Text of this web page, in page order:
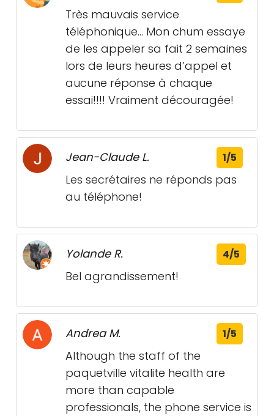
Très mauvais service
téléphonique… Mon chum essaye
de les appeler sa fait 2 semaines
lors de leurs heures d’appel et
aucune réponse à chaque
essai!!!! Vraiment découragée!
Jean-Claude L. 1/5
Les secrétaires ne réponds pas
au téléphone!
Yolande R. 4/5
Bel agrandissement!
Andrea M. 1/5
Although the staff of the
paquetville vitalite health are
more than capable
professionals, the phone service is